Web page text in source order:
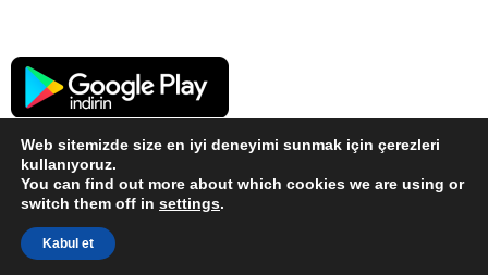
Sitemiz bilgilendirme amaçlıdır. Kampanya ve Çekiliş ayrıntıları için
Web sitemizde size en iyi deneyimi sunmak için çerezleri
kullanıyoruz.
You can find out more about which cookies we are using or
switch them off in settings.
Kabul et